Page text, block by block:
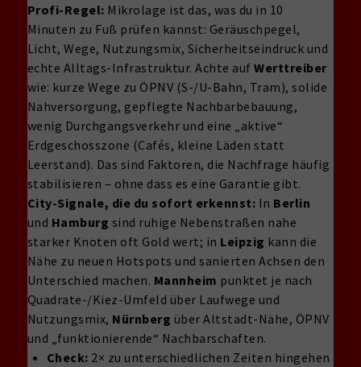
Profi-Regel: Mikrolage ist das, was du in 10
Minuten zu Fuß prüfen kannst: Geräuschpegel,
Licht, Wege, Nutzungsmix, Sicherheitseindruck und
echte Alltags-Infrastruktur. Achte aufWerttreiber
wie: kurze Wege zu ÖPNV (S-/U-Bahn, Tram), solide
Nahversorgung, gepflegte Nachbarbebauung,
wenig Durchgangsverkehr und eine „aktive“
Erdgeschosszone (Cafés, kleine Läden statt
Leerstand). Das sind Faktoren, die Nachfrage häufig
stabilisieren – ohne dass es eine Garantie gibt.
City-Signale, die du sofort erkennst: In Berlin
und Hamburg sind ruhige Nebenstraßen nahe
starker Knoten oft Gold wert; in Leipzig kann die
Nähe zu neuen Hotspots und sanierten Achsen den
Unterschied machen. Mannheim punktet je nach
Quadrate-/Kiez-Umfeld über Laufwege und
Nutzungsmix, Nürnberg über Altstadt-Nähe, ÖPNV
und „funktionierende“ Nachbarschaften.
Check: 2× zu unterschiedlichen Zeiten hingehen